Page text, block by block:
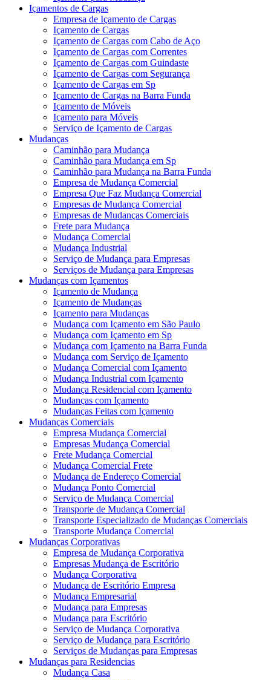
Içamentos de Cargas
Empresa de Içamento de Cargas
Içamento de Cargas
Içamento de Cargas com Cabo de Aço
Içamento de Cargas com Correntes
Içamento de Cargas com Guindaste
Içamento de Cargas com Segurança
Içamento de Cargas em Sp
Içamento de Cargas na Barra Funda
Içamento de Móveis
Içamento para Móveis
Serviço de Içamento de Cargas
Mudanças
Caminhão para Mudança
Caminhão para Mudança em Sp
Caminhão para Mudança na Barra Funda
Empresa de Mudança Comercial
Empresa Que Faz Mudança Comercial
Empresas de Mudança Comercial
Empresas de Mudanças Comerciais
Frete para Mudança
Mudança Comercial
Mudança Industrial
Serviço de Mudança para Empresas
Serviços de Mudança para Empresas
Mudanças com Içamentos
Içamento de Mudança
Içamento de Mudanças
Içamento para Mudanças
Mudança com Içamento em São Paulo
Mudança com Içamento em Sp
Mudança com Içamento na Barra Funda
Mudança com Serviço de Içamento
Mudança Comercial com Içamento
Mudança Industrial com Içamento
Mudança Residencial com Içamento
Mudanças com Içamento
Mudanças Feitas com Içamento
Mudanças Comerciais
Empresa Mudança Comercial
Empresas Mudança Comercial
Frete Mudança Comercial
Mudança Comercial Frete
Mudança de Endereço Comercial
Mudança Ponto Comercial
Serviço de Mudança Comercial
Transporte de Mudança Comercial
Transporte Especializado de Mudanças Comerciais
Transporte Mudança Comercial
Mudanças Corporativas
Empresa de Mudança Corporativa
Empresas Mudança de Escritório
Mudança Corporativa
Mudança de Escritório Empresa
Mudança Empresarial
Mudança para Empresas
Mudança para Escritório
Serviço de Mudança Corporativa
Serviço de Mudança para Escritório
Serviços de Mudanças para Empresas
Mudanças para Residencias
Mudança Casa